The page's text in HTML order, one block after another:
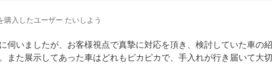
購入したユーザー たいしよう
伺いましたが、お客様視点で真摯に対応を頂き、検討していた車の
また展示してあった車はどれもピカピカで、手入れが行き届いて大